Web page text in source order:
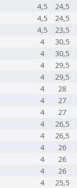
4,5 24,5
4,5 24,5
4,5 23,5
4 30,5
4 30,5
4 29,5
4 29,5
4 28
4 27
4 27
4 26,5
4 26,5
4 26
4 26
4 26
4 25,5